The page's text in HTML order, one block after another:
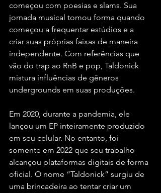
começou com poesias e slams. Sua
jornada musical tomou forma quando
começou a frequentar estúdios e a
criar suas próprias faixas de maneira
independente. Com referências que
vão do trap ao RnB e pop, Taldonick
mistura influências de gêneros
undergrounds em suas produções.
Em 2020, durante a pandemia, ele
lançou um EP inteiramente produzido
em seu celular. No entanto, foi
somente em 2022 que seu trabalho
alcançou plataformas digitais de forma
oficial. O nome “Taldonick” surgiu de
uma brincadeira ao tentar criar um